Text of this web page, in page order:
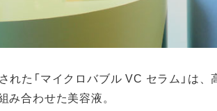
れた「マイクロバブル VC セラム」は、
み合わせた美容液。